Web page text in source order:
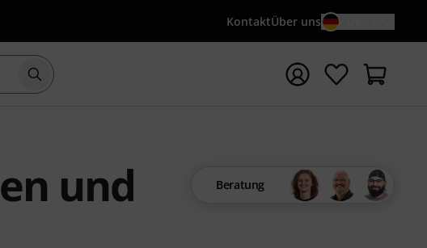
KontaktÜber uns
Suche mit Suchwort {searchTerm} starten
und
Beratung